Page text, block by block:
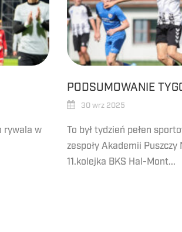
rywala w
PODSUMOWANIE
30 wrz 2025
To był tydzień pełen
zespoły Akademii Puszczy
11.kolejka BKS Hal-Mont...